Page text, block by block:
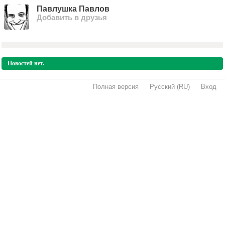
Павлушка Павлов
Добавить в друзья
Новостей нет.
Полная версия Русский (RU) Вход